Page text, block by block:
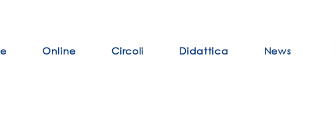
Online Circoli Didattica News